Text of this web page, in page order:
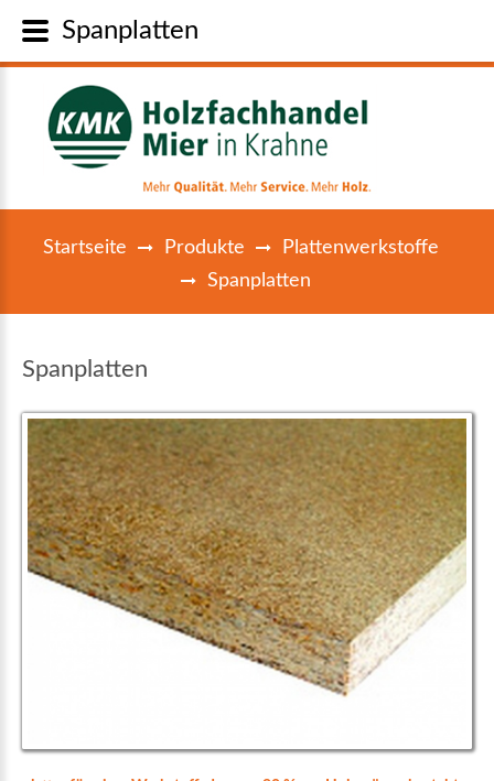
Startseite Produkte
Plattenwerkstoffe
Spanplatten
Spanplatten
Spanplatten